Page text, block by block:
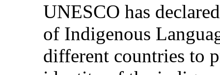
UNESCO has
of Indigenous
different countries to